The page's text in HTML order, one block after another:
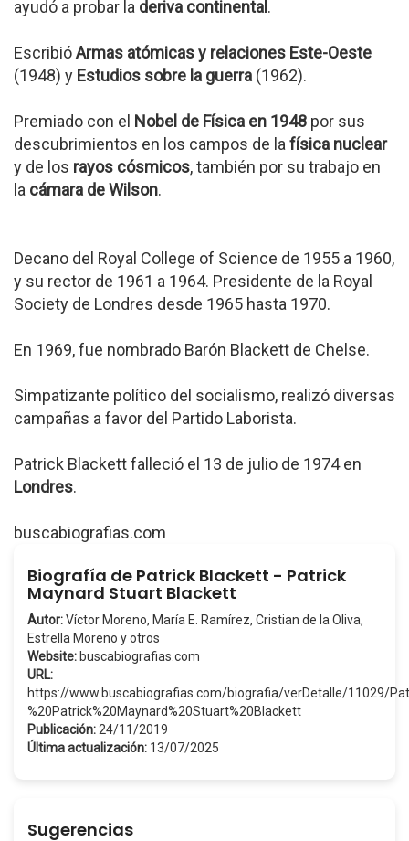
ayudó a probar la deriva continental .
EscribióArmas atómicas y relaciones Este-Oeste
(1948) y Estudios sobre la guerra (1962).
Premiado con el Nobel de Física en 1948 por sus
descubrimientos en los campos de la física nuclear
y de los rayos cósmicos, también por su trabajo en
la cámara de Wilson.
Decano del Royal College of Science de 1955 a 1960,
y su rector de 1961 a 1964. Presidente de la Royal
Society de Londres desde 1965 hasta 1970.
En 1969, fue nombrado Barón Blackett de Chelse.
Simpatizante político del socialismo, realizó diversas
campañas a favor del Partido Laborista.
Patrick Blackett falleció el 13 de julio de 1974 en
Londres.
buscabiografias.com
Biografía de Patrick Blackett - Patrick
Maynard Stuart Blackett
Autor:Víctor Moreno, María E. Ramírez, Cristian de la Oliva,
Estrella Moreno y otros
Website: buscabiografias.com
URL:
https://www.buscabiografias.com/biografia/verDetalle/11029/
%20Patrick%20Maynard%20Stuart%20Blackett
Publicación: 24/11/2019
Última actualización: 13/07/2025
Sugerencias